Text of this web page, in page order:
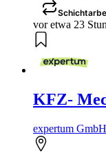
vor etwa 23
KFZ-
expertum GmbH